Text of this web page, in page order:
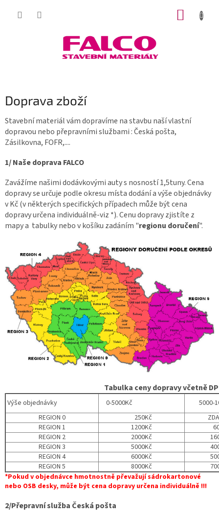
Doprava zboží
Stavební materiál vám dopravíme na stavbu naší vlastní
dopravou nebo přepravními službami : Česká pošta,
Zásilkovna, FOFR,....
1/ Naše doprava FALCO
Zavážíme našimi dodávkovými auty s nosností 1,5tuny. Cena
dopravy se určuje podle okresu místa dodání a výše objednávky
v Kč (v některých specifických případech může být cena
dopravy určena individuálně-viz *). Cenu dopravy zjistíte z
mapy a tabulky nebo v košíku zadáním "regionu doručení".
Tabulka ceny dopravy včetně
Výše objednávky 0-5000Kč
5000-
REGION 0
250Kč
REGION 1
1200Kč
REGION 2
2000Kč
REGION 3
5000Kč
REGION 4
6000Kč
REGION 5
8000Kč
*Pokud v objednávce hmotnostně převažují sádrokartonové
nebo OSB desky, může být cena dopravy určena individuálně !!!
2/Přepravní služba Česká pošta